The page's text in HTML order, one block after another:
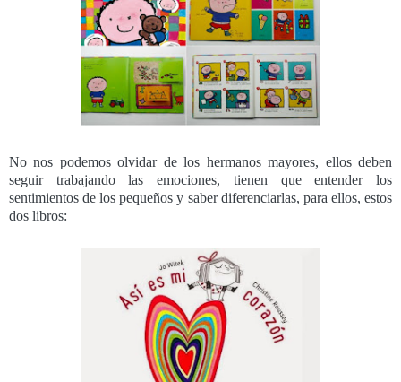
No nos podemos olvidar de los hermanos mayores, ellos deben
seguir trabajando las emociones, tienen que entender los
sentimientos de los pequeños y saber diferenciarlas, para ellos, estos
dos libros: